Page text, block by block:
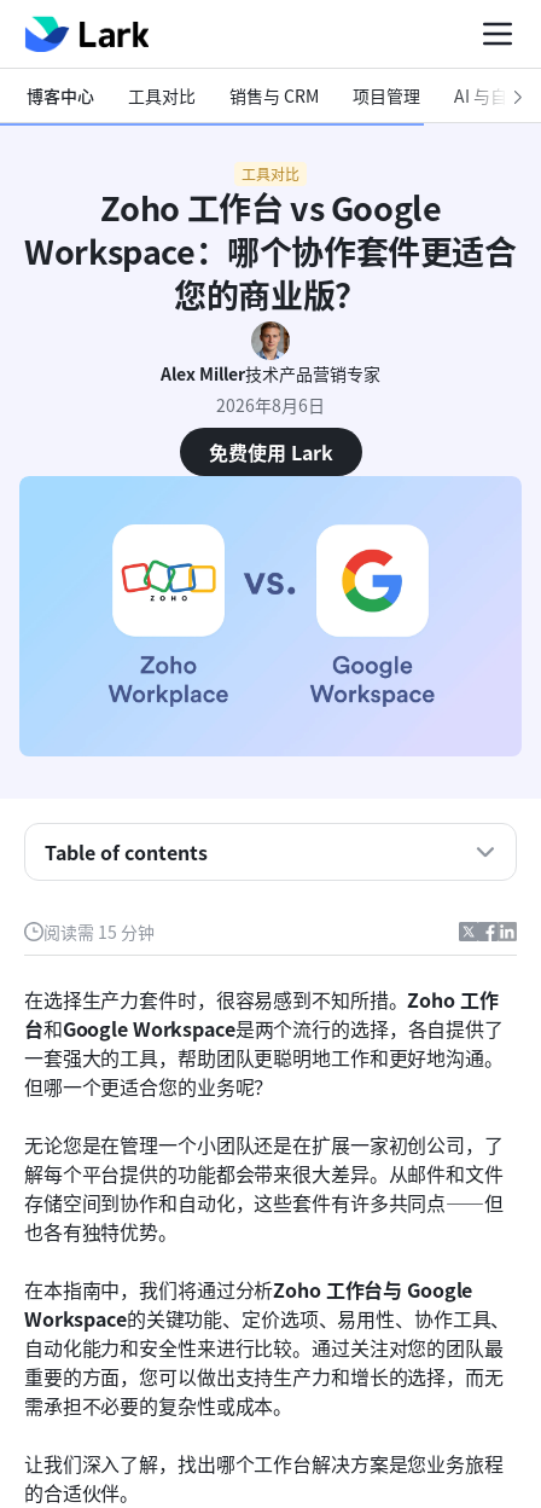
博客中心 工具对比 销售与 CRM 项目管理 AI 与自动化
工具对比
Zoho 工作台 vs Google
Workspace：哪个协作套件更适合
您的商业版？
Alex Miller技术产品营销专家
2026年8月6日
免费使用 Lark
阅读需 15 分钟
在选择生产力套件时，很容易感到不知所措。Zoho 工作
台和Google Workspace是两个流行的选择，各自提供了
一套强大的工具，帮助团队更聪明地工作和更好地沟通。
但哪一个更适合您的业务呢？
无论您是在管理一个小团队还是在扩展一家初创公司，了
解每个平台提供的功能都会带来很大差异。从邮件和文件
存储空间到协作和自动化，这些套件有许多共同点——但
也各有独特优势。
在本指南中，我们将通过分析Zoho 工作台与 Google
Workspace的关键功能、定价选项、易用性、协作工具、
自动化能力和安全性来进行比较。通过关注对您的团队最
重要的方面，您可以做出支持生产力和增长的选择，而无
需承担不必要的复杂性或成本。
让我们深入了解，找出哪个工作台解决方案是您业务旅程
的合适伙伴。
Table of contents
Zoho Workplace 与 Google Workspace 一目了然
大？
好？
Zoho 工作台 vs Google 工作台：哪个套餐价格更
优？
用？
Zoho 工作台与 Google Workspace：哪个更安全？
Zoho 工作台与 Google Workspace：哪个更适合
您？
Lark：团队协作的更佳选择
结论
了解更多阅读